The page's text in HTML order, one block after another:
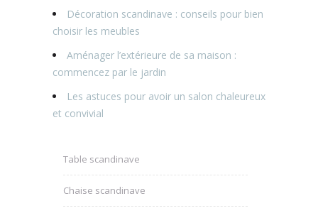
Décoration scandinave : conseils pour bien
choisir les meubles
Aménager l’extérieure de sa maison :
commencez par le jardin
Les astuces pour avoir un salon chaleureux
et convivial
Table scandinave
Chaise scandinave